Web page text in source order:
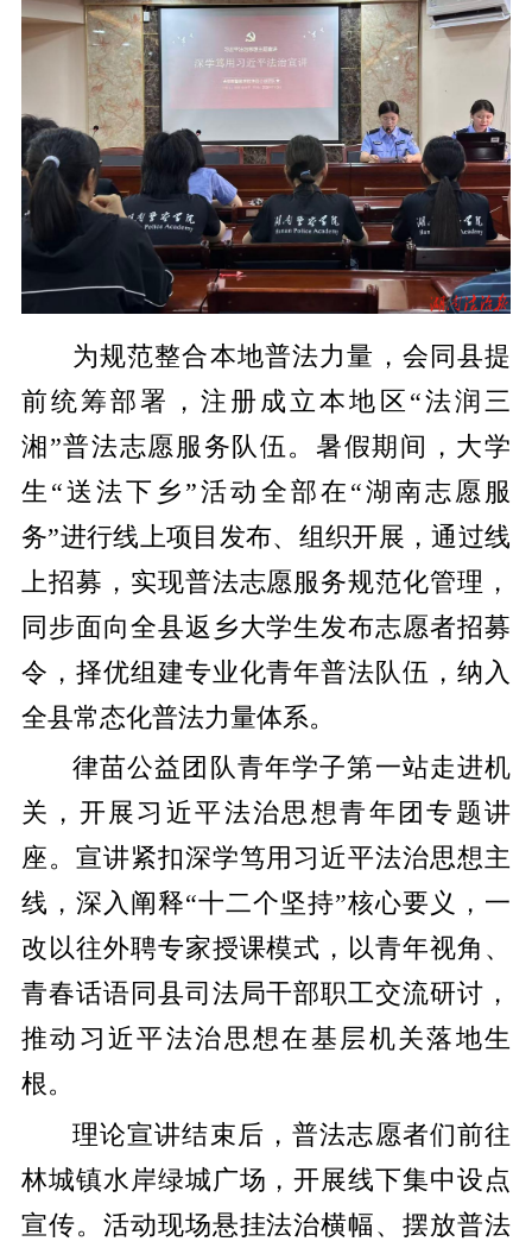
为规范整合本地普法力量，会同县提
前统筹部署，注册成立本地区“法润三
湘”普法志愿服务队伍。暑假期间，大学
生“送法下乡”活动全部在“湖南志愿服
务”进行线上项目发布、组织开展，通过线
上招募，实现普法志愿服务规范化管理，
同步面向全县返乡大学生发布志愿者招募
令，择优组建专业化青年普法队伍，纳入
全县常态化普法力量体系。
律苗公益团队青年学子第一站走进机
关，开展习近平法治思想青年团专题讲
座。宣讲紧扣深学笃用习近平法治思想主
线，深入阐释“十二个坚持”核心要义，一
改以往外聘专家授课模式，以青年视角、
青春话语同县司法局干部职工交流研讨，
推动习近平法治思想在基层机关落地生
根。
理论宣讲结束后，普法志愿者们前往
林城镇水岸绿城广场，开展线下集中设点
宣传。活动现场悬挂法治横幅、摆放普法